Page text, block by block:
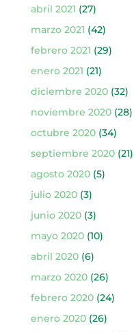
abril 2021 (27)
marzo 2021 (42)
febrero 2021 (29)
enero 2021 (21)
diciembre 2020(32)
noviembre 2020(28)
octubre 2020(34)
septiembre 2020(21)
agosto 2020(5)
julio 2020(3)
junio 2020(3)
mayo 2020(10)
abril 2020(6)
marzo 2020(26)
febrero 2020(24)
enero 2020(26)